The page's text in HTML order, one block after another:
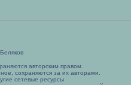
авторским правом.
сохраняются за их авторами.
сетевые ресурсы